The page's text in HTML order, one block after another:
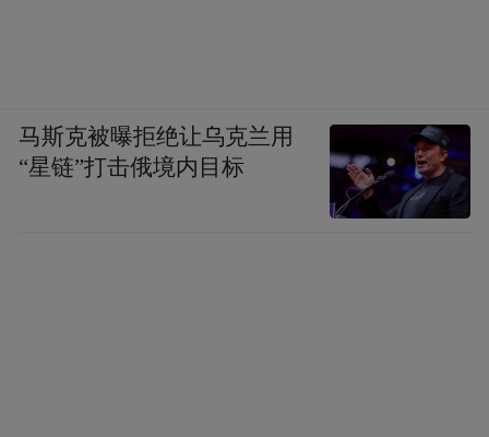
马斯克被曝拒绝让乌克兰用
“星链”打击俄境内目标